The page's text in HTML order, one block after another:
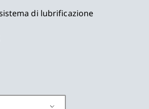
di lubrificazione